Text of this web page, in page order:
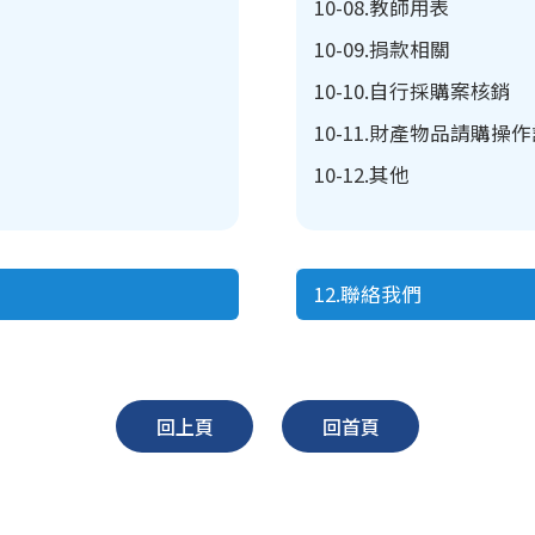
10-08.教師用表
10-09.捐款相關
10-10.自行採購案核銷
10-11.財產物品請購操
10-12.其他
12.聯絡我們
回上頁 回首頁